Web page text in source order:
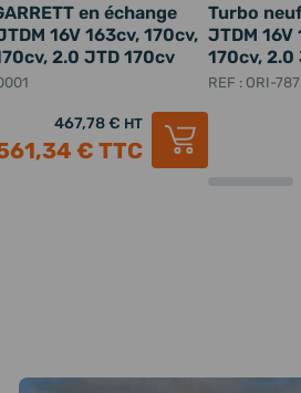
en échange
16V 163cv, 170cv,
2.0 JTD 170cv
467,78 € HT
€TTC
Turbo
JTDM 16V
170cv, 2.0
REF : ORI-